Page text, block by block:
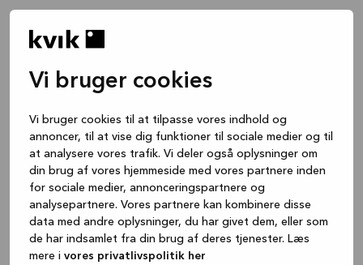
Vi bruger cookies
Vi bruger cookies til at tilpasse vores indhold og
annoncer, til at vise dig funktioner til sociale medier og til
at analysere vores trafik. Vi deler også oplysninger om
din brug af vores hjemmeside med vores partnere inden
for sociale medier, annonceringspartnere og
analysepartnere. Vores partnere kan kombinere disse
data med andre oplysninger, du har givet dem, eller som
de har indsamlet fra din brug af deres tjenester. Læs
mere i vores privatlivspolitik her